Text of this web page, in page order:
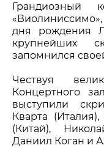
Грандиозный
дня рождения
крупнейших
запомнился
Чествуя
Концертного
выступили
Кварта
(Китай),
Даниил Коган и